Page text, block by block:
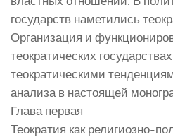
государств наметились
Организация и
теократических
теократическими
анализа в настоящей
Глава первая
Теократия как религиозно-